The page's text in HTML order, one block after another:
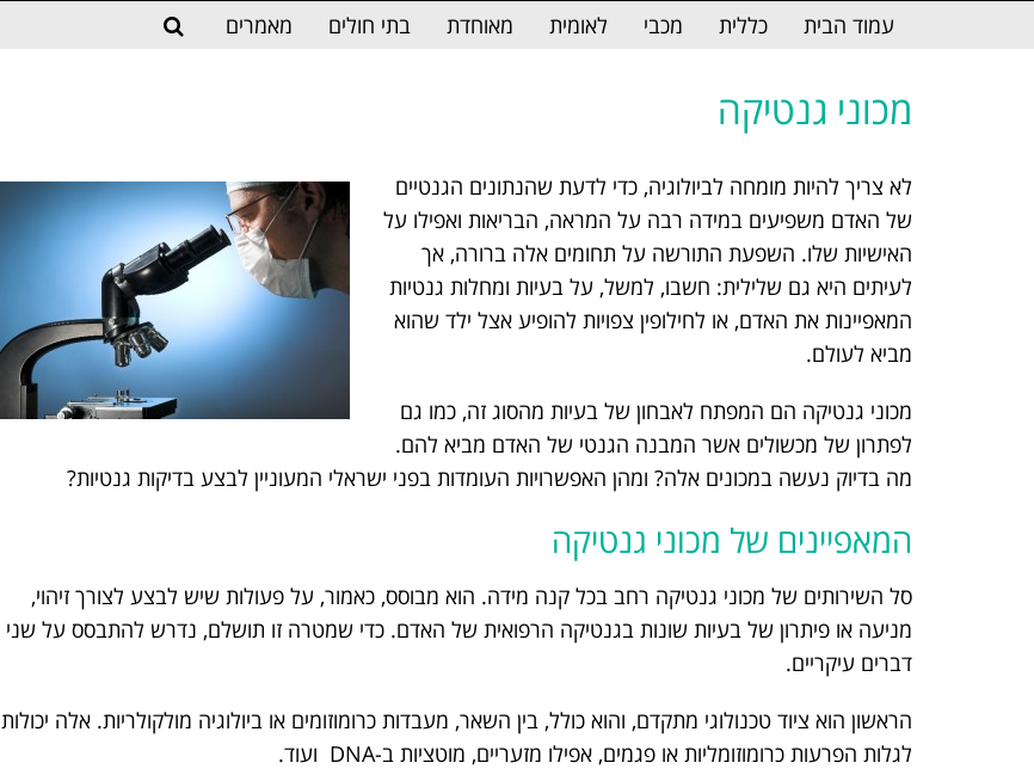
עמוד הבית כללית מכבי לאומית מאוחדת בתי חולים מאמרים
מכוני גנטיקה
לא צריך להיות מומחה לביולוגיה, כדי לדעת שהנתונים הגנטיים
של האדם משפיעים במידה רבה על המראה, הבריאות ואפילו על
האישיות שלו. השפעת התורשה על תחומים אלה ברורה, אך
לעיתים היא גם שלילית: חשבו, למשל, על בעיות ומחלות גנטיות
המאפיינות את האדם, או לחילופין צפויות להופיע אצל ילד שהוא
מביא לעולם.
מכוני גנטיקה הם המפתח לאבחון של בעיות מהסוג זה, כמו גם
לפתרון של מכשולים אשר המבנה הגנטי של האדם מביא להם.
מה בדיוק נעשה במכונים אלה? ומהן האפשרויות העומדות בפני ישראלי המעוניין לבצע בדיקות גנטיות?
המאפיינים של מכוני גנטיקה
סל השירותים של מכוני גנטיקה רחב בכל קנה מידה. הוא מבוסס, כאמור, על פעולות שיש לבצע לצורך זיהוי,
מניעה או פיתרון של בעיות שונות בגנטיקה הרפואית של האדם. כדי שמטרה זו תושלם, נדרש להתבסס על שני
דברים עיקריים.
הראשון הוא ציוד טכנולוגי מתקדם, והוא כולל, בין השאר, מעבדות כרומוזומים או ביולוגיה מולקולריות. אלה יכולות
לגלות הפרעות כרומוזומליות או פגמים, אפילו מזעריים, מוטציות ב-DNA ועוד.